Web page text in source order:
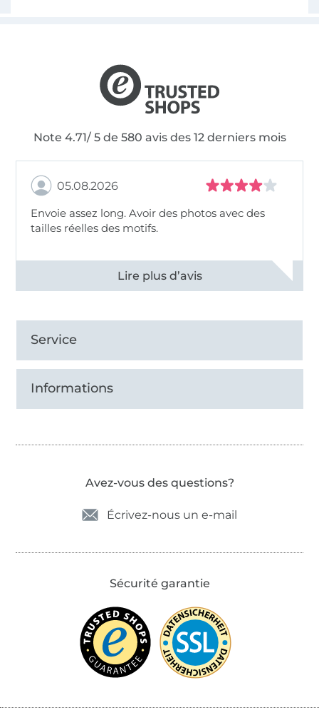
Note 4.71/ 5 de 580 avis des 12 derniers mois
05.08.2026
Envoie assez long. Avoir des photos avec des
tailles réelles des motifs.
Voir tous les 11494 commentaires
Service
Informations
Avez-vous des questions?
Écrivez-nous un e-mail
Sécurité garantie